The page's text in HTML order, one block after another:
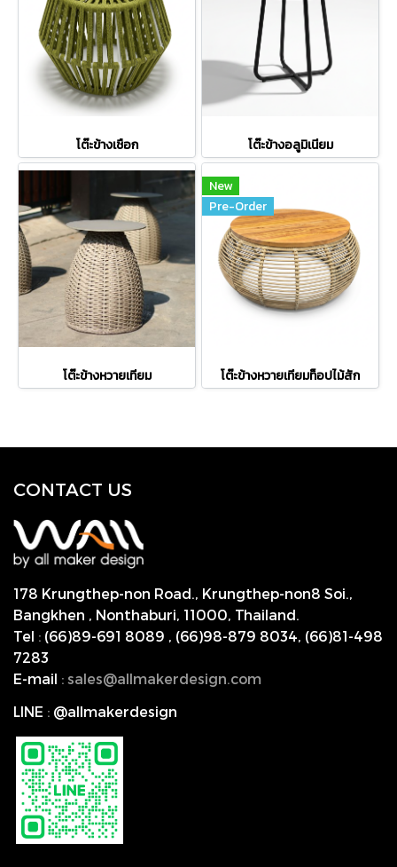
โต๊ะข้างเชือก โต๊ะข้างอลูมิเนียม
โต๊ะข้างหวายเทียม
New
Pre-Order
โต๊ะข้างหวายเทียมท็อปไม้สัก
CONTACT US
178 Krungthep-non Road., Krungthep-non8 Soi.,
Bangkhen , Nonthaburi, 11000, Thailand.
Tel : (66)89-691 8089 , (66)98-879 8034, (66)81-498
7283
E-mail : sales@allmakerdesign.com
LINE : @allmakerdesign